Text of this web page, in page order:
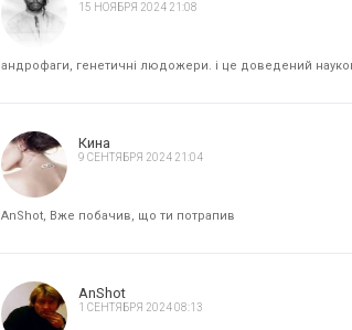
15 НОЯБРЯ 2024 21:08
андрофаги, генетичні людожери. і це доведений
Кина
9 СЕНТЯБРЯ 2024 21:04
AnShot, Вже побачив, що ти потрапив
AnShot
1 СЕНТЯБРЯ 2024 08:13